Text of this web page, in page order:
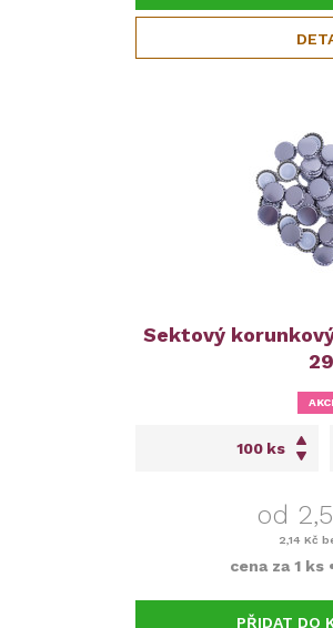
Sektový
ks
od
2,14 Kč
cena za1 ks
PŘIDAT DO